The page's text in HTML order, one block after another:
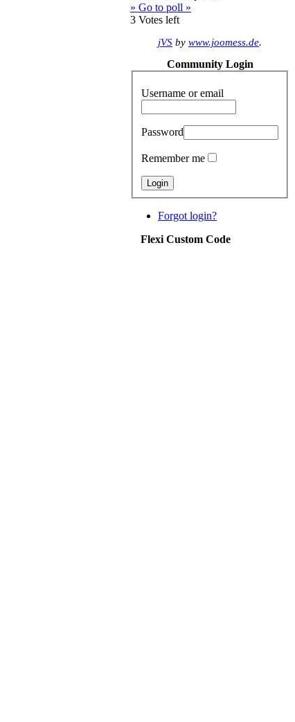
» Go to poll »
3 Votes left
jVS by www.joomess.de.
Community Login
Username or email
Password
Remember me
Forgot login?
Flexi Custom Code